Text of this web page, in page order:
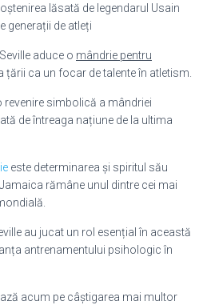
lăsată de legendarul Usain
generații de atleți
aduce o mândrie pentru
țării ca un focar de talente în atletism.
simbolică a mândriei
de întreaga națiune de la ultima
este determinarea și spiritul său
rămâne unul dintre cei mai
au jucat un rol esențial în această
antrenamentului psihologic în
acum pe câștigarea mai multor